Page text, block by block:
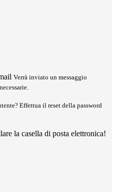
Verrà inviato un messaggio
Effettua il reset della password
la casella di posta elettronica!